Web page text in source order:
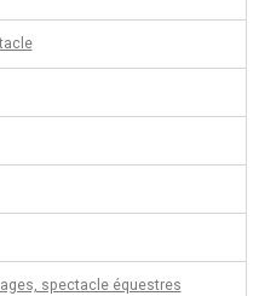
spectacle équestres